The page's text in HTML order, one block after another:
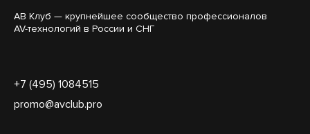
АВ Клуб — крупнейшее сообщество профессионалов
AV-технологий в России и СНГ
+7 (495) 1084515
promo@avclub.pro